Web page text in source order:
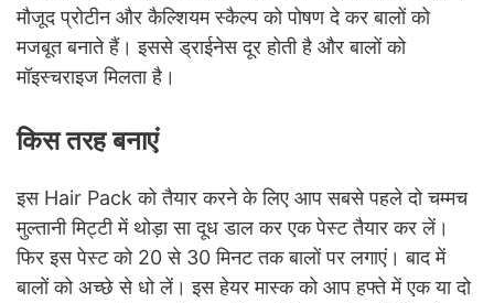
मौजूद प्रोटीन और कैल्शियम स्कैल्प को पोषण दे कर बालों को
मजबूत बनाते हैं। इससे ड्राईनेस दूर होती है और बालों को
मॉइस्चराइज मिलता है।
किस तरह बनाएं
इस Hair Pack को तैयार करने के लिए आप सबसे पहले दो चम्मच
मुल्तानी मिट्टी में थोड़ा सा दूध डाल कर एक पेस्ट तैयार कर लें।
फिर इस पेस्ट को 20 से 30 मिनट तक बालों पर लगाएं। बाद में
बालों को अच्छे से धो लें। इस हेयर मास्क को आप हफ्ते में एक या दो